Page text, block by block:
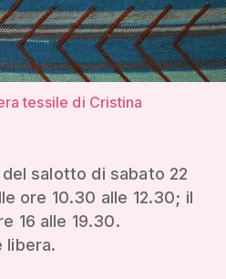
tessile di Cristina
salotto di sabato 22
ore 10.30 alle 12.30; il
16 alle 19.30.
libera.